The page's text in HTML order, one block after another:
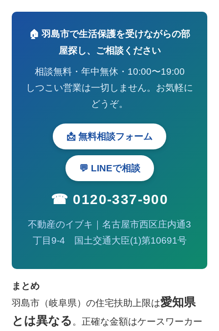
🏠 羽島市で生活保護を受けながらの部
屋探し、ご相談ください
相談無料・年中無休・10:00〜19:00
しつこい営業は一切しません。お気軽に
どうぞ。
📩 無料相談フォーム
💬 LINEで相談
☎ 0120-337-900
不動産のイブキ｜名古屋市西区庄内通3
丁目9-4 国土交通大臣(1)第10691号
まとめ
羽島市（岐阜県）の住宅扶助上限は愛知県
とは異なる 。正確な金額はケースワーカー